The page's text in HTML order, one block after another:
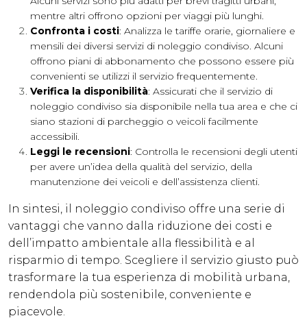
mentre altri offrono opzioni per viaggi più lunghi.
Confronta i costi: Analizza le tariffe orarie, giornaliere e
mensili dei diversi servizi di noleggio condiviso. Alcuni
offrono piani di abbonamento che possono essere più
convenienti se utilizzi il servizio frequentemente.
Verifica la disponibilità: Assicurati che il servizio di
noleggio condiviso sia disponibile nella tua area e che ci
siano stazioni di parcheggio o veicoli facilmente
accessibili.
Leggi le recensioni: Controlla le recensioni degli utenti
per avere un’idea della qualità del servizio, della
manutenzione dei veicoli e dell’assistenza clienti.
In sintesi, il noleggio condiviso offre una serie di
vantaggi che vanno dalla riduzione dei costi e
dell’impatto ambientale alla flessibilità e al
risparmio di tempo. Scegliere il servizio giusto può
trasformare la tua esperienza di mobilità urbana,
rendendola più sostenibile, conveniente e
piacevole.